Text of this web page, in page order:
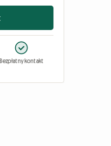
Bezpłatny kontakt